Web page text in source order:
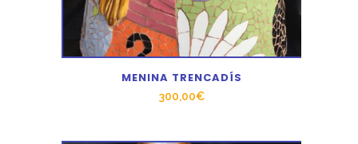
MENINA TRENCADÍS
300,00€